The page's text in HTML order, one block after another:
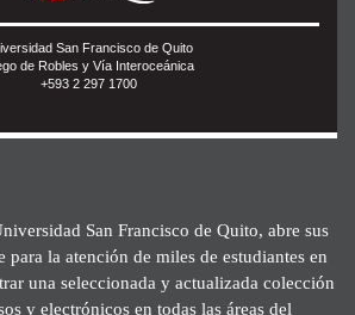
San Francisco de Quito
de Robles y Vía Interoceánica
+593 2 297 1700
San Francisco de Quito, abre sus
para la atención de miles de estudiantes en
una seleccionada y actualizada colección
y electrónicos en todas las áreas del